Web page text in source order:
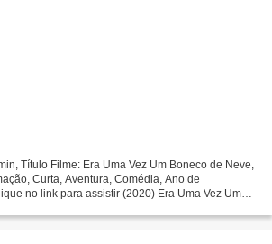
Título Filme: Era Uma Vez Um Boneco de Neve,
Curta, Aventura, Comédia, Ano de
no link para assistir (2020) Era Uma Vez Um